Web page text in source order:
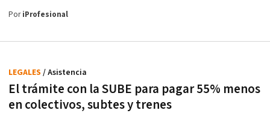
PoriProfesional
El trámite con la SUBE para pagar 55% menos
en colectivos, subtes y trenes
LEGALES / Asistencia